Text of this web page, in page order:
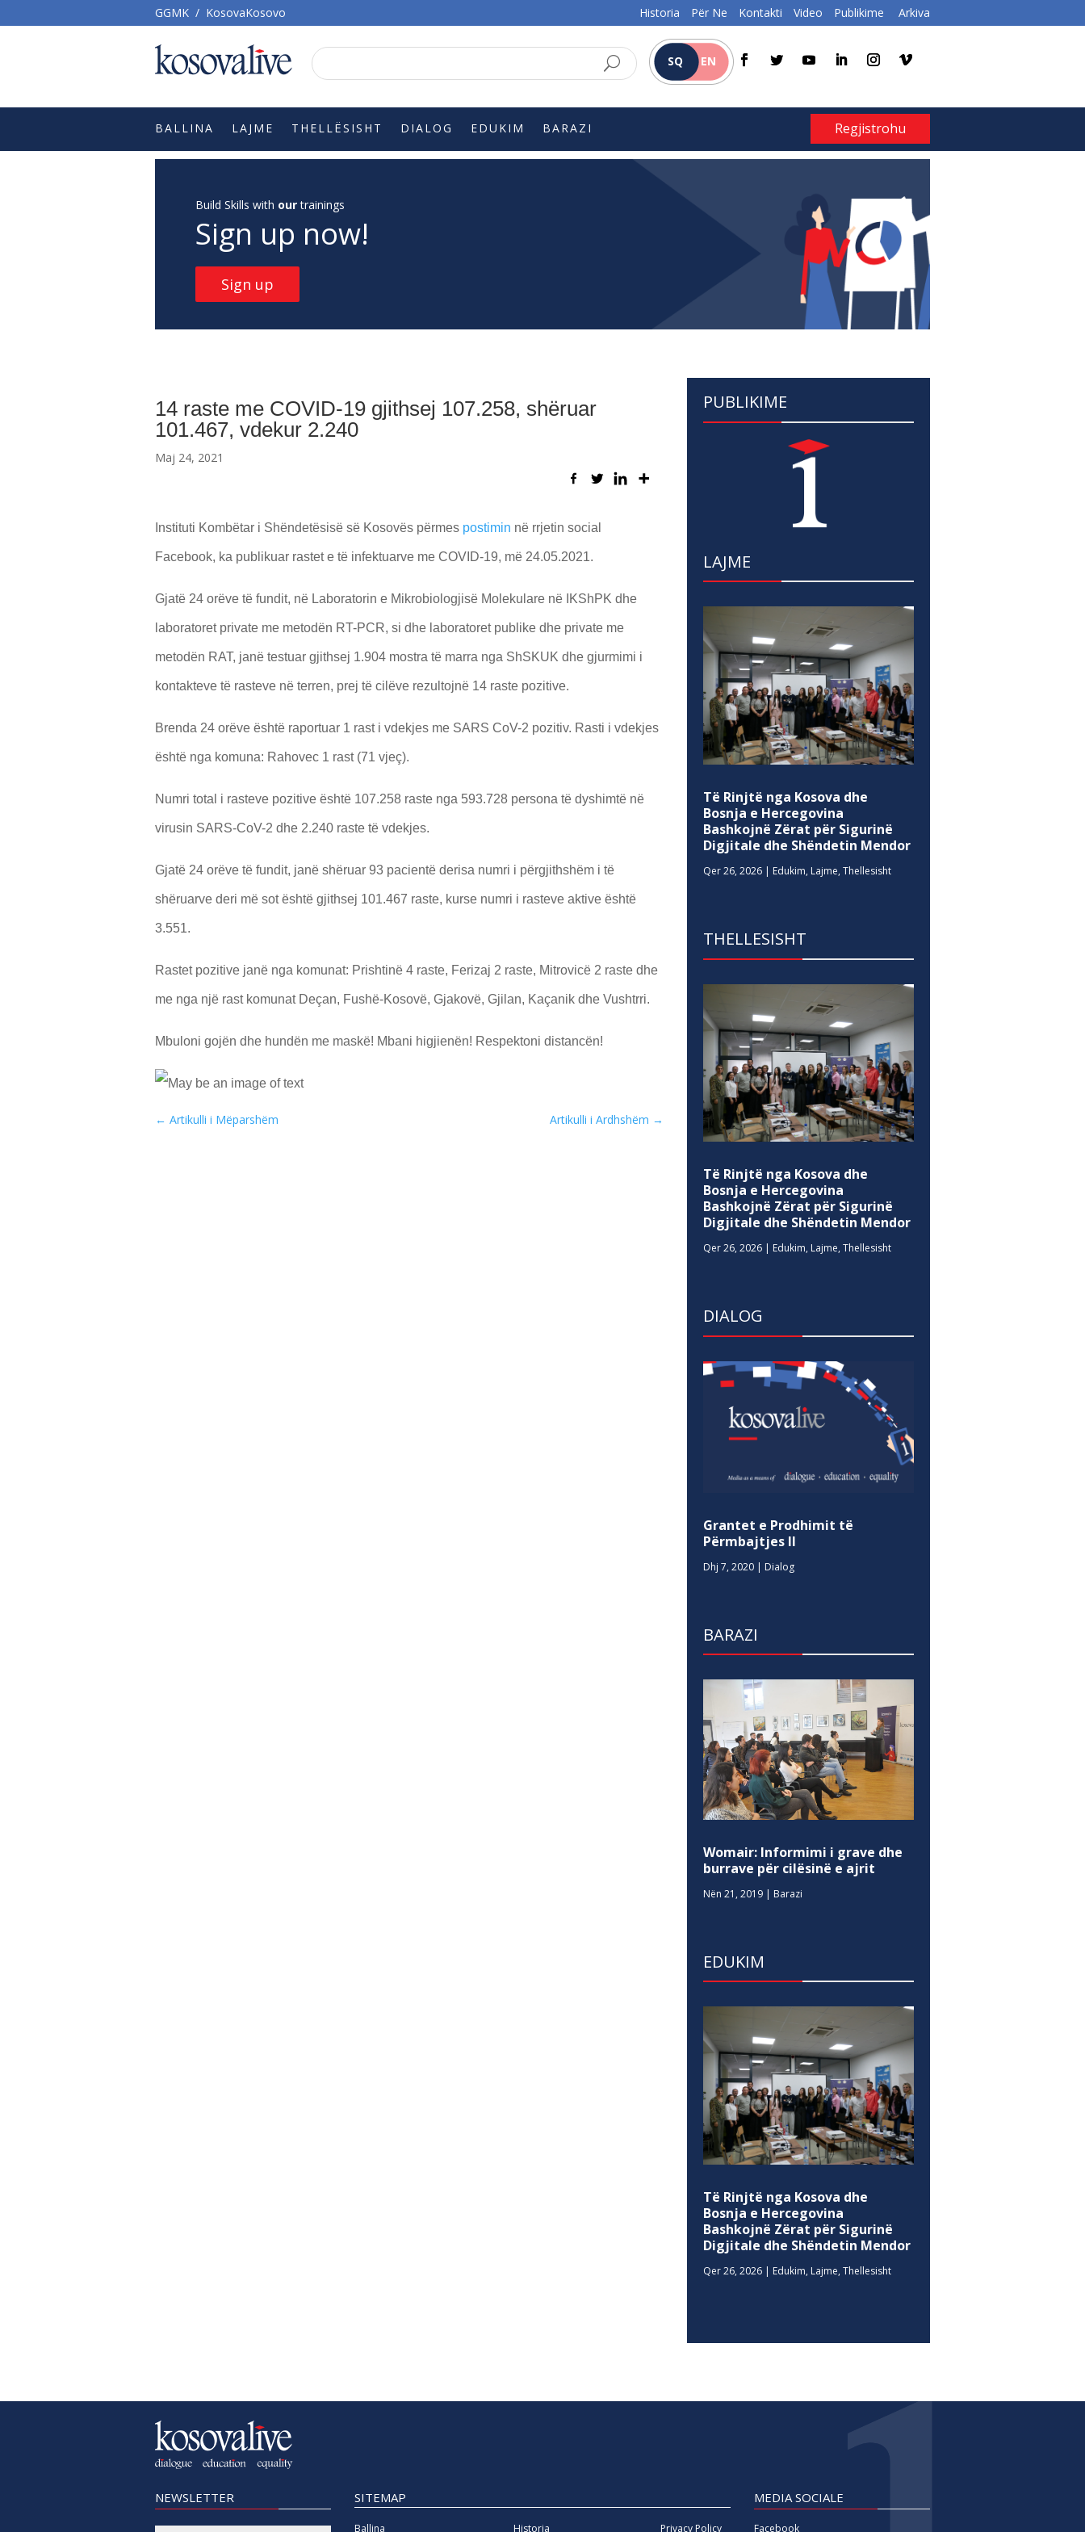
GGMK / KosovaKosovo Historia Për Ne Kontakti Video Publikime Arkiva
SQ EN
BALLINA LAJME THELLËSISHT DIALOG EDUKIM BARAZI Regjistrohu
Build Skills with ourtrainings
Sign up now!
Sign up
14 raste me COVID-19 gjithsej 107.258, shëruar
101.467, vdekur 2.240
Maj 24, 2021
Instituti Kombëtar i Shëndetësisë së Kosovës përmes postimin në rrjetin social
Facebook, ka publikuar rastet e të infektuarve me COVID-19, më 24.05.2021.
Gjatë 24 orëve të fundit, në Laboratorin e Mikrobiologjisë Molekulare në IKShPK dhe
laboratoret private me metodën RT-PCR, si dhe laboratoret publike dhe private me
metodën RAT, janë testuar gjithsej 1.904 mostra të marra nga ShSKUK dhe gjurmimi i
kontakteve të rasteve në terren, prej të cilëve rezultojnë 14 raste pozitive.
Brenda 24 orëve është raportuar 1 rast i vdekjes me SARS CoV-2 pozitiv. Rasti i vdekjes
është nga komuna: Rahovec 1 rast (71 vjeç).
Numri total i rasteve pozitive është 107.258 raste nga 593.728 persona të dyshimtë në
virusin SARS-CoV-2 dhe 2.240 raste të vdekjes.
Gjatë 24 orëve të fundit, janë shëruar 93 pacientë derisa numri i përgjithshëm i të
shëruarve deri më sot është gjithsej 101.467 raste, kurse numri i rasteve aktive është
3.551.
Rastet pozitive janë nga komunat: Prishtinë 4 raste, Ferizaj 2 raste, Mitrovicë 2 raste dhe
me nga një rast komunat Deçan, Fushë-Kosovë, Gjakovë, Gjilan, Kaçanik dhe Vushtrri.
Mbuloni gojën dhe hundën me maskë! Mbani higjienën! Respektoni distancën!
← Artikulli i Mëparshëm Artikulli i Ardhshëm →
PUBLIKIME
LAJME
Të Rinjtë nga Kosova dhe
Bosnja e Hercegovina
Bashkojnë Zërat për Sigurinë
Digjitale dhe Shëndetin Mendor
Qer 26, 2026 | Edukim, Lajme,Thellesisht
THELLESISHT
Të Rinjtë nga Kosova dhe
Bosnja e Hercegovina
Bashkojnë Zërat për Sigurinë
Digjitale dhe Shëndetin Mendor
Qer 26, 2026 | Edukim, Lajme,Thellesisht
DIALOG
Grantet e Prodhimit të
Përmbajtjes II
Dhj 7, 2020 | Dialog
BARAZI
Womair: Informimi i grave dhe
burrave për cilësinë e ajrit
Nën 21, 2019 | Barazi
EDUKIM
Të Rinjtë nga Kosova dhe
Bosnja e Hercegovina
Bashkojnë Zërat për Sigurinë
Digjitale dhe Shëndetin Mendor
Qer 26, 2026 | Edukim, Lajme,Thellesisht
NEWSLETTER SITEMAP
Ballina Historia Privacy Policy
MEDIA SOCIALE
Facebook